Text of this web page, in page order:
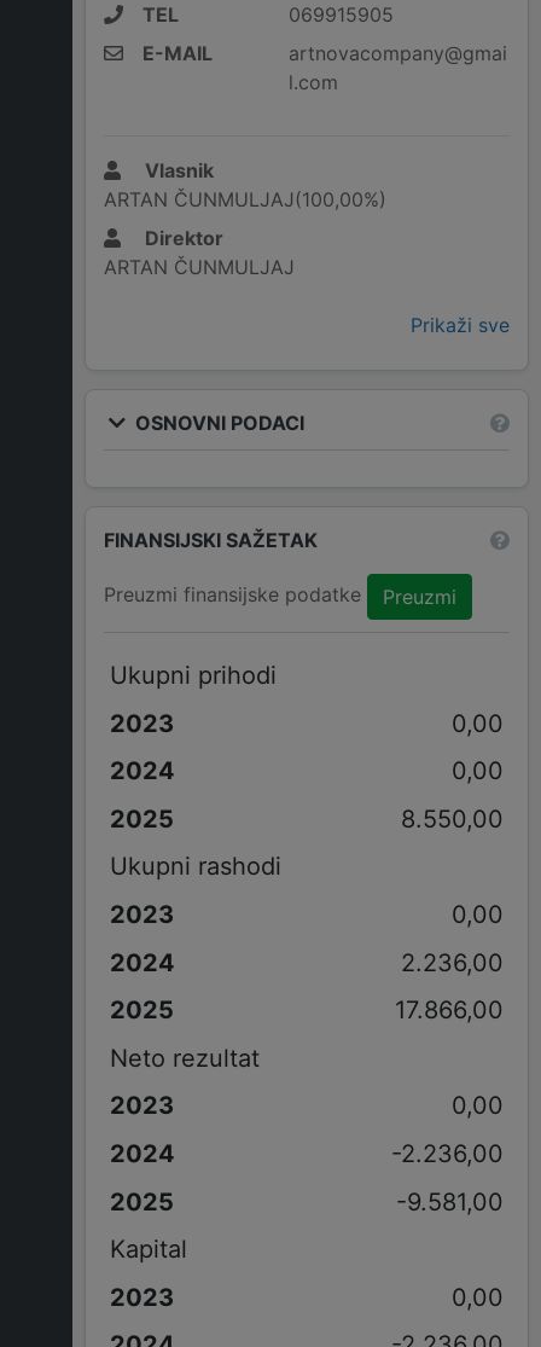
TEL
069915905
E-MAIL
artnovacompany@gmai
l.com
Vlasnik
ARTAN ČUNMULJAJ(100,00%)
Direktor
ARTAN ČUNMULJAJ
Prikaži sve
OSNOVNI PODACI
FINANSIJSKI SAŽETAK
Preuzmi finansijske podatke Preuzmi
Ukupni prihodi
0,00
0,00
8.550,00
Ukupni rashodi
0,00
2.236,00
17.866,00
Neto rezultat
0,00
-2.236,00
-9.581,00
Kapital
0,00